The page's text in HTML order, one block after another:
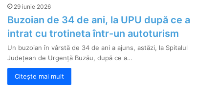
29 iunie 2026
Buzoian de 34 de ani, la UPU după ce a
intrat cu trotineta într-un autoturism
Un buzoian în vârstă de 34 de ani a ajuns, astăzi, la Spitalul
Județean de Urgență Buzău, după ce a…
Citește mai mult